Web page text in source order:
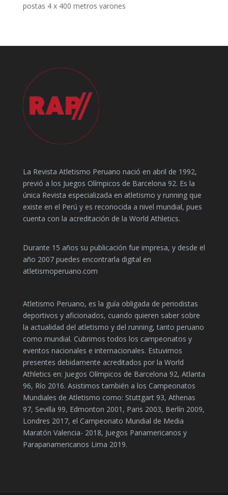
postas 4 x 400 metros varones
La Revista Atletismo Peruano nació en abril de 1992,
previó a los Juegos Olímpicos de Barcelona 92. Es la
única Revista especializada en atletismo y running que
existe en el Perú y es reconocida a nivel mundial, pues
cuenta con la acreditación de la World Athletics.
Durante 15 años su publicación fue impresa, y desde el
año 2007 puedes encontrarla digital en
atletismoperuano.com
Atletismo Peruano, es la guía obligada de periodistas
deportivos y aficionados, cuando quieren saber sobre
la actualidad del atletismo y del running, tanto peruano
como mundial. Cubrimos todos los campeonatos y
eventos nacionales e internacionales. Estuvimos
presentes debidamente acreditados por la World
Athletics en: Juegos Olímpicos de Barcelona 92, Atlanta
96, Río 2016. Asistimos también a los Campeonatos
Mundiales de Atletismo como: Stuttgart 93, Athenas
97, Sevilla 99, Edmonton 2001, Paris 2003, Berlín 2009,
Londres 2017, el Campeonato Mundial de Media
Maratón Valencia- 2018, Juegos Panamericanos y
Parapanamericanos Lima 2019.